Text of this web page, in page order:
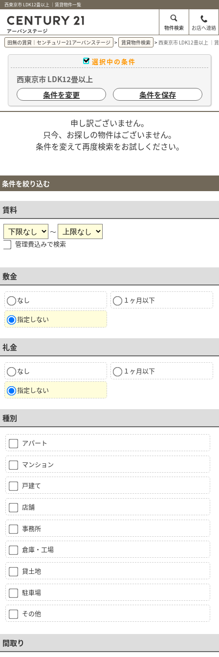
西東京市 LDK12畳以上 ｜賃貸物件一覧
物件検索
お店へ連絡
田無の賃貸｜センチュリー21アーバンステージ
賃貸物件検索 西東京市 LDK12畳以上 ｜
選択中の条件
西東京市 LDK12畳以上
条件を変更
条件を保存
申し訳ございません。
只今、お探しの物件はございません。
条件を変えて再度検索をお試しください。
条件を絞り込む
賃料
～
管理費込みで検索
敷金
なし １ヶ月以下
指定しない
礼金
なし １ヶ月以下
指定しない
種別
アパート
マンション
戸建て
店舗
事務所
倉庫・工場
貸土地
駐車場
その他
間取り